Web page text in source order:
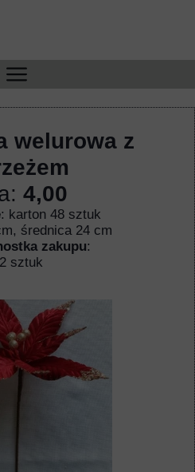
welurowa z
4,00
: karton 48 sztuk
średnica 24 cm
zakupu:
sztuk